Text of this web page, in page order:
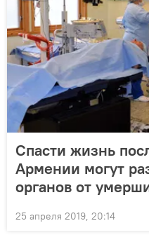
Спасти жизнь
Армении могут
органов от
25 апреля 2019, 20:14